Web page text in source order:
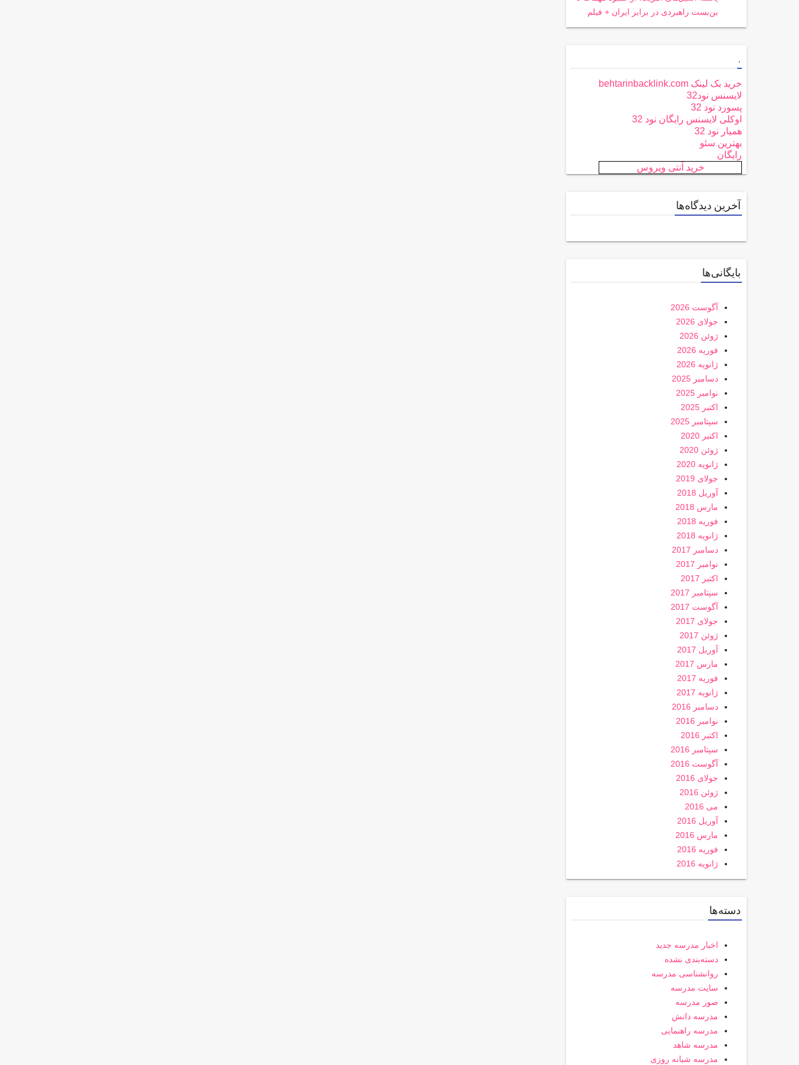
بن‌بست راهبردی در برابر ایران + فیلم
.
خرید بک لینک behtarinbacklink.com
لایسنس نود32
پسورد نود 32
اوکلی لایسنس رایگان نود 32
همیار نود 32
بهترین سئو
رایگان
خرید آنتی ویروس
آخرین دیدگاه‌ها
بایگانی‌ها
آگوست 2026
جولای 2026
ژوئن 2026
فوریه 2026
ژانویه 2026
دسامبر 2025
نوامبر 2025
اکتبر 2025
سپتامبر 2025
اکتبر 2020
ژوئن 2020
ژانویه 2020
جولای 2019
آوریل 2018
مارس 2018
فوریه 2018
ژانویه 2018
دسامبر 2017
نوامبر 2017
اکتبر 2017
سپتامبر 2017
آگوست 2017
جولای 2017
ژوئن 2017
آوریل 2017
مارس 2017
فوریه 2017
ژانویه 2017
دسامبر 2016
نوامبر 2016
اکتبر 2016
سپتامبر 2016
آگوست 2016
جولای 2016
ژوئن 2016
می 2016
آوریل 2016
مارس 2016
فوریه 2016
ژانویه 2016
دسته‌ها
اخبار مدرسه جدید
دسته‌بندی نشده
روانشناسی مدرسه
سایت مدرسه
صور مدرسه
مدرسه دانش
مدرسه راهنمایی
مدرسه شاهد
مدرسه شبانه روزی